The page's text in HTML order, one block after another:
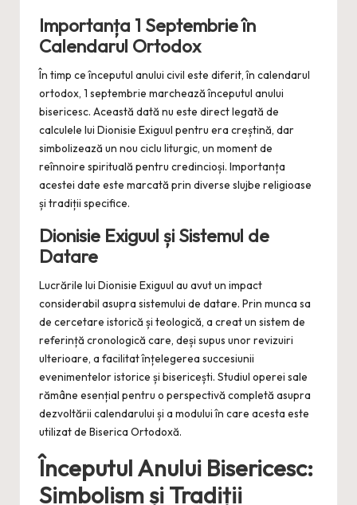
Importanța 1 Septembrie în
Calendarul Ortodox
În timp ce începutul anului civil este diferit, în calendarul
ortodox, 1 septembrie marchează începutul anului
bisericesc. Această dată nu este direct legată de
calculele lui Dionisie Exiguul pentru era creștină, dar
simbolizează un nou ciclu liturgic, un moment de
reînnoire spirituală pentru credincioși. Importanța
acestei date este marcată prin diverse slujbe religioase
și tradiții specifice.
Dionisie Exiguul și Sistemul de
Datare
Lucrările lui Dionisie Exiguul au avut un impact
considerabil asupra sistemului de datare. Prin munca sa
de cercetare istorică și teologică, a creat un sistem de
referință cronologică care, deși supus unor revizuiri
ulterioare, a facilitat înțelegerea succesiunii
evenimentelor istorice și bisericești. Studiul operei sale
rămâne esențial pentru o perspectivă completă asupra
dezvoltării calendarului și a modului în care acesta este
utilizat de Biserica Ortodoxă.
Începutul Anului Bisericesc:
Simbolism și Tradiții